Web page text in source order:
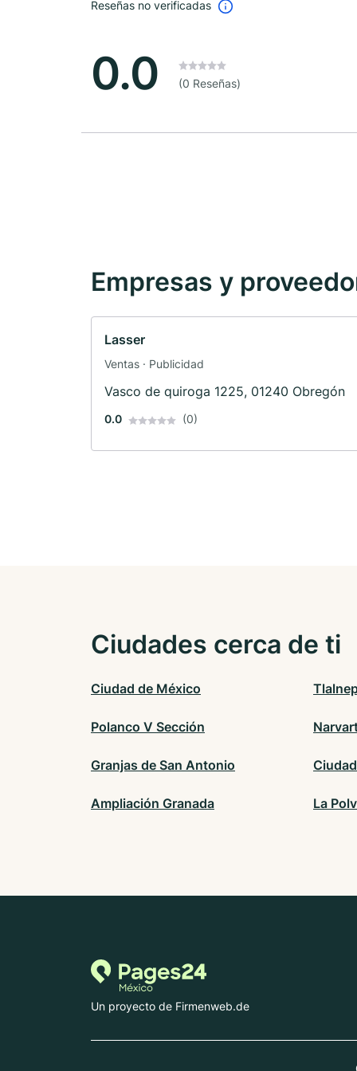
Reseñas no verificadas
0.0 (0 Reseñas)
Empresas y
Lasser
Ventas · Publicidad
Vasco de quiroga 1225, 01240 Obregón
0.0 (0)
Ciudades cerca de ti
Ciudad de México
Polanco V Sección
Granjas de San Antonio
Ampliación Granada La
Un proyecto de Firmenweb.de